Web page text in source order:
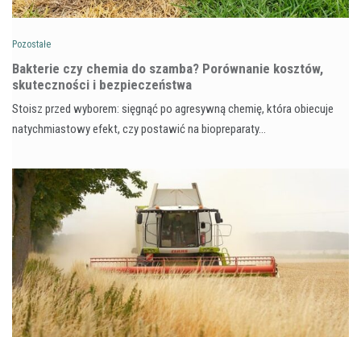
Pozostałe
Bakterie czy chemia do szamba? Porównanie kosztów,
skuteczności i bezpieczeństwa
Stoisz przed wyborem: sięgnąć po agresywną chemię, która obiecuje
natychmiastowy efekt, czy postawić na biopreparaty…